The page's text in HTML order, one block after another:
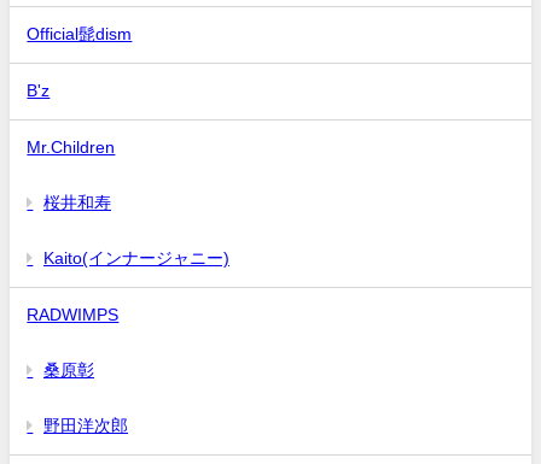
Official髭dism
B'z
Mr.Children
桜井和寿
Kaito(インナージャニー)
RADWIMPS
桑原彰
野田洋次郎